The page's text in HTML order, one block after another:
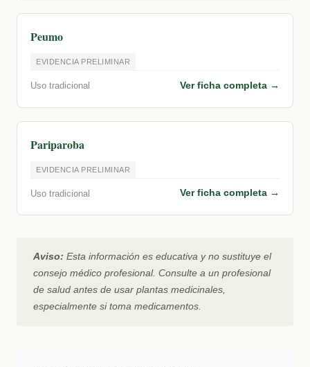
Peumo
EVIDENCIA PRELIMINAR
Uso tradicional Ver ficha completa →
Pariparoba
EVIDENCIA PRELIMINAR
Uso tradicional Ver ficha completa →
Aviso: Esta información es educativa y no sustituye el
consejo médico profesional. Consulte a un profesional
de salud antes de usar plantas medicinales,
especialmente si toma medicamentos.